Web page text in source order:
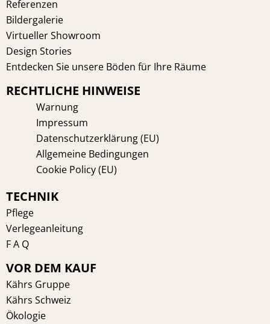
Referenzen
Bildergalerie
Virtueller Showroom
Design Stories
Entdecken Sie unsere Böden für Ihre Räume
RECHTLICHE HINWEISE
Warnung
Impressum
Datenschutzerklärung (EU)
Allgemeine Bedingungen
Cookie Policy (EU)
TECHNIK
Pflege
Verlegeanleitung
F A Q
VOR DEM KAUF
Kährs Gruppe
Kährs Schweiz
Ökologie